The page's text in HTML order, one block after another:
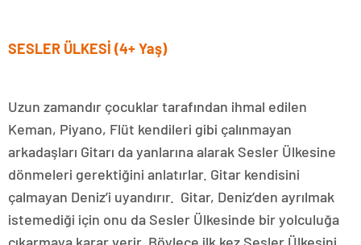
SESLER ÜLKESİ (4+ Yaş)
Uzun zamandır çocuklar tarafından ihmal edilen
Keman, Piyano, Flüt kendileri gibi çalınmayan
arkadaşları Gitarı da yanlarına alarak Sesler Ülkesine
dönmeleri gerektiğini anlatırlar. Gitar kendisini
çalmayan Deniz’i uyandırır. Gitar, Deniz’den ayrılmak
istemediği için onu da Sesler Ülkesinde bir yolculuğa